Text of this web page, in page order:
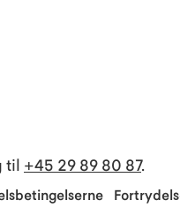
til +45 29 89 80 87.